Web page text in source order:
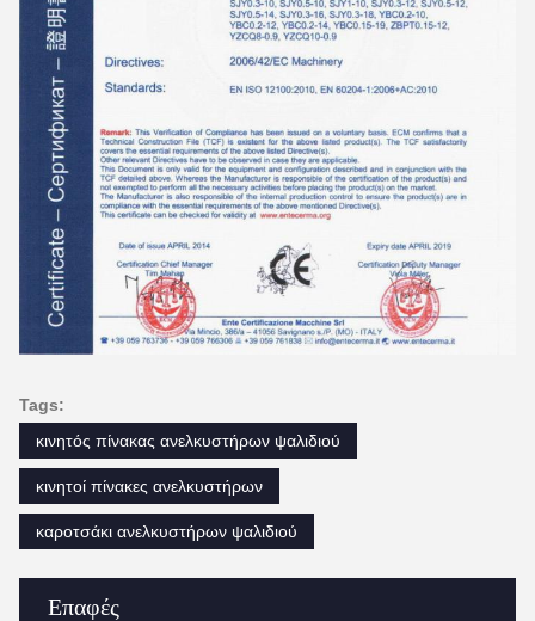
Επαφές
Tags:
κινητός πίνακας ανελκυστήρων ψαλιδιού
κινητοί πίνακες ανελκυστήρων
καροτσάκι ανελκυστήρων ψαλιδιού